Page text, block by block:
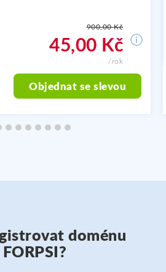
900,00 Kč
45,00 Kč
/rok
Objednat se slevou
doménu